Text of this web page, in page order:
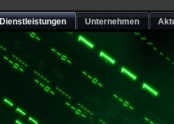
Dienstleistungen Unternehmen